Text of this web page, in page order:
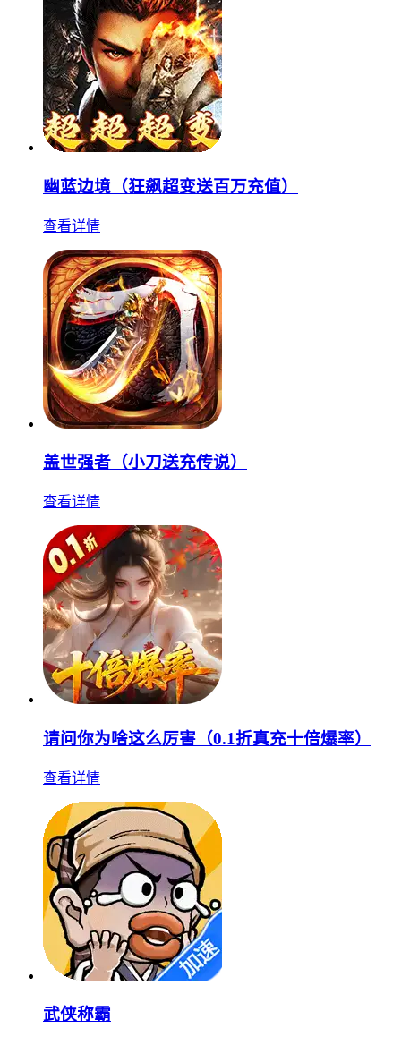
幽蓝边境（狂飙超变送百万充值）
查看详情
盖世强者（小刀送充传说）
查看详情
请问你为啥这么厉害（0.1折真充十倍爆率）
查看详情
武侠称霸